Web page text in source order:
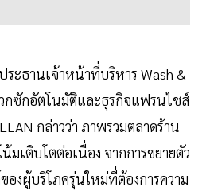
ธานเจ้าหน้าที่บริหาร Wash &
กซักอัตโนมัติและธุรกิจแฟรนไชส์
กล่าวว่า ภาพรวมตลาดร้าน
มเติบโตต่อเนื่อง จากการขยายตัว
องผู้บริโภครุ่นใหม่ที่ต้องการความ